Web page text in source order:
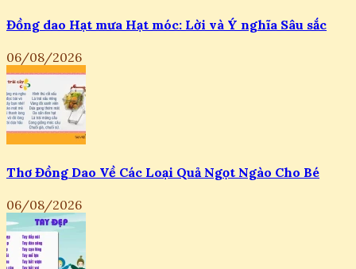
Đồng dao Hạt mưa Hạt móc: Lời và Ý nghĩa Sâu sắc
06/08/2026
Thơ Đồng Dao Về Các Loại Quả Ngọt Ngào Cho Bé
06/08/2026